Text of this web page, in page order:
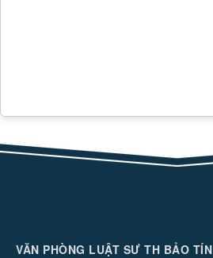
VĂN PHÒNG LUẬT SƯ TH BẢO TÍN